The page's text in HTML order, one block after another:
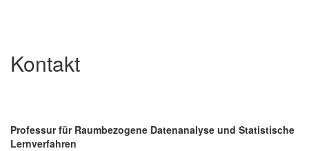
Kontakt
Professur für Raumbezogene Datenanalyse und Statistische
Lernverfahren